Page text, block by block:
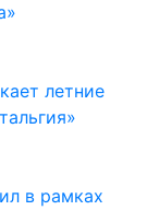
летние
в рамках